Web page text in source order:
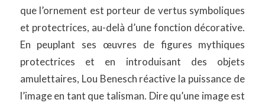
que l’ornement est porteur de vertus symboliques
et protectrices, au-delà d’une fonction décorative.
En peuplant ses œuvres de figures mythiques
protectrices et en introduisant des objets
amulettaires, Lou Benesch réactive la puissance de
l’image en tant que talisman. Dire qu’une image est